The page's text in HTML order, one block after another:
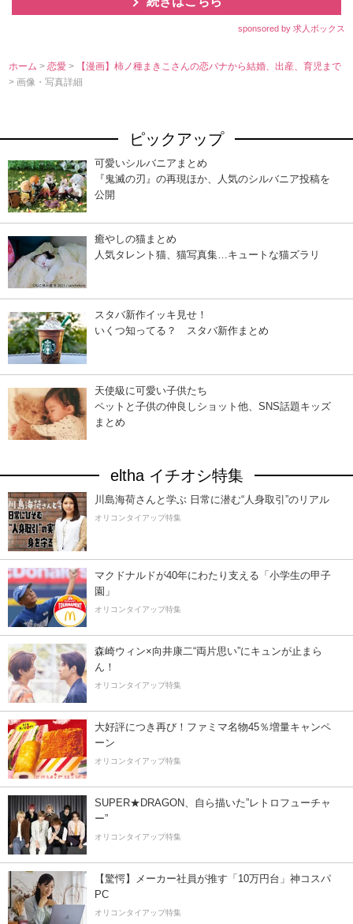
sponsored by 求人ボックス
ホーム >恋愛>
【漫画】柿ノ種まきこさんの恋バナから結婚、出産、育児まで
> 画像・写真詳細
ピックアップ
可愛いシルバニアまとめ
『鬼滅の刃』の再現ほか、人気のシルバニア投稿を
公開
癒やしの猫まとめ
人気タレント猫、猫写真集…キュートな猫ズラリ
スタバ新作イッキ見せ！
いくつ知ってる？ スタバ新作まとめ
天使級に可愛い子供たち
ペットと子供の仲良しショット他、SNS話題キッズ
まとめ
eltha イチオシ特集
川島海荷さんと学ぶ 日常に潜む“人身取引”のリアル
オリコンタイアップ特集
マクドナルドが40年にわたり支える「小学生の甲子
園」
オリコンタイアップ特集
森崎ウィン×向井康二“両片思い”にキュンが止まら
ん！
オリコンタイアップ特集
大好評につき再び！ファミマ名物45％増量キャンペ
ーン
オリコンタイアップ特集
SUPER★DRAGON、自ら描いた”レトロフューチャ
ー”
オリコンタイアップ特集
【驚愕】メーカー社員が推す「10万円台」神コスパ
PC
オリコンタイアップ特集